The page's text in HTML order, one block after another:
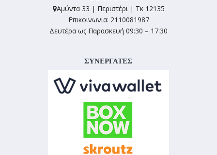
Αμύντα 33 | Περιστέρι | Τκ 12135
Επικοινωνια: 2110081987
Δευτέρα ως Παρασκευή 09:30 – 17:30
ΣΥΝΕΡΓΑΤΕΣ